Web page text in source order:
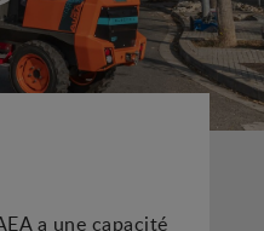
a une capacité